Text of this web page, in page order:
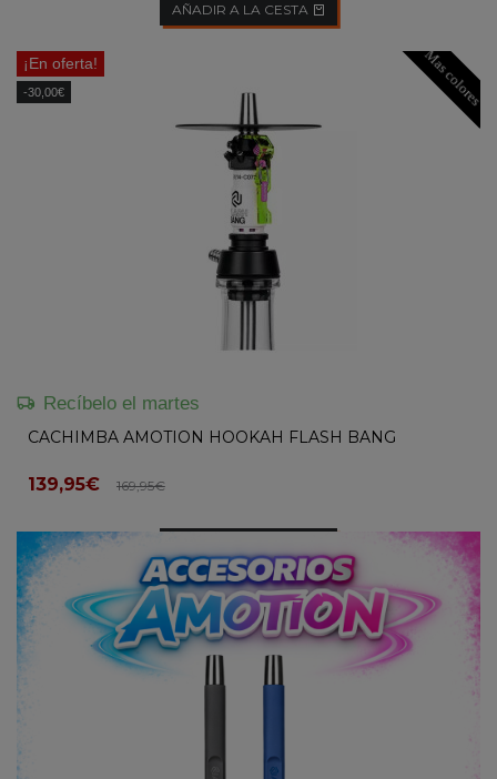
AÑADIR A LA CESTA
Mas colores
¡En oferta!
-30,00€
Recíbelo el martes
CACHIMBA AMOTION HOOKAH FLASH BANG
139,95€ 169,95€